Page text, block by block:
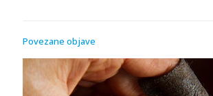
Povezane objave